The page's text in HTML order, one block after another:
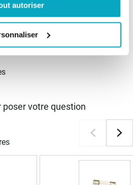
autoriser
poser votre question